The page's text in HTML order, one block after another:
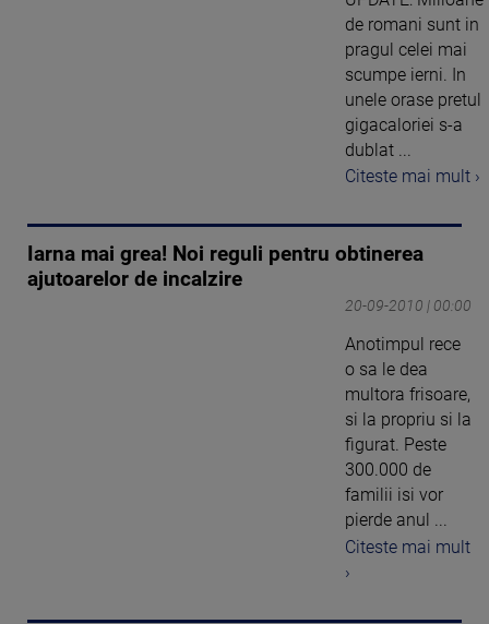
de romani sunt in
pragul celei mai
scumpe ierni. In
unele orase pretul
gigacaloriei s-a
dublat ...
Citeste mai mult ›
Iarna mai grea! Noi reguli pentru obtinerea
ajutoarelor de incalzire
20-09-2010 | 00:00
Anotimpul rece
o sa le dea
multora frisoare,
si la propriu si la
figurat. Peste
300.000 de
familii isi vor
pierde anul ...
Citeste mai mult
›